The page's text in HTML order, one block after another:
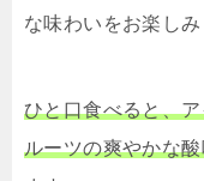
な味わいをお楽しみ
ひと口食べると、
ルーツの爽やかな